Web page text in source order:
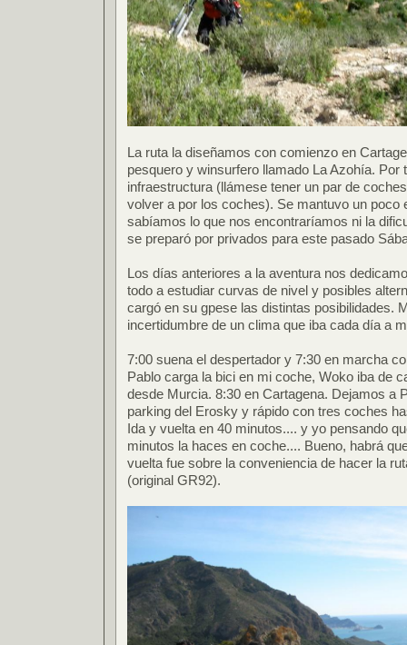
La ruta la diseñamos con comienzo en
pesquero y winsurfero llamado La Azohía. Por
infraestructura (llámese tener un par de
volver a por los coches). Se mantuvo un poco
sabíamos lo que nos encontraríamos ni la
se preparó por privados para este pasado
Los días anteriores a la aventura nos
todo a estudiar curvas de nivel y posibles
cargó en su gpese las distintas posibilidades.
incertidumbre de un clima que iba cada día a
7:00 suena el despertador y 7:30 en marcha
Pablo carga la bici en mi coche, Woko iba de
desde Murcia. 8:30 en Cartagena. Dejamos a
parking del Erosky y rápido con tres coches
Ida y vuelta en 40 minutos.... y yo pensando
minutos la haces en coche.... Bueno, habrá
vuelta fue sobre la conveniencia de hacer la
(original GR92).